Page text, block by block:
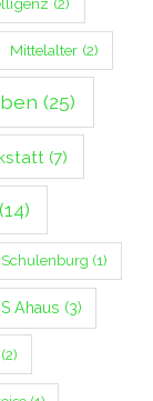
Mittelalter(2)
(25)
(7)
(14)
Schulenburg (1)
Ahaus (3)
(2)